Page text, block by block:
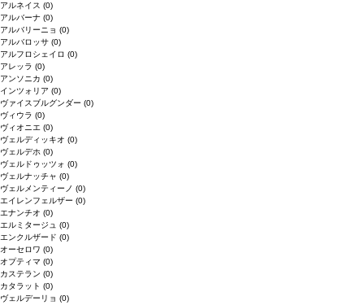
アルネイス (0)
アルバーナ (0)
アルバリーニョ (0)
アルバロッサ (0)
アルフロシェイロ (0)
アレッラ (0)
アンソニカ (0)
インツォリア (0)
ヴァイスブルグンダー (0)
ヴィウラ (0)
ヴィオニエ (0)
ヴェルディッキオ (0)
ヴェルデホ (0)
ヴェルドゥッツォ (0)
ヴェルナッチャ (0)
ヴェルメンティーノ (0)
エイレンフェルザー (0)
エナンチオ (0)
エルミタージュ (0)
エンクルザード (0)
オーセロワ (0)
オプティマ (0)
カステラン (0)
カタラット (0)
ヴェルデーリョ (0)